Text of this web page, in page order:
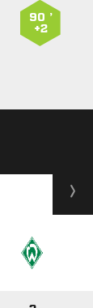
90 ’
+2